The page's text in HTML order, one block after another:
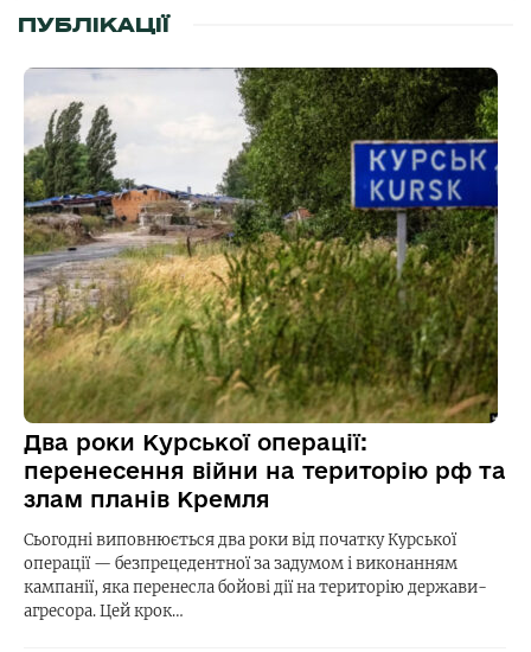
ПУБЛІКАЦІЇ
Два роки Курської операції:
перенесення війни на територію рф та
злам планів Кремля
Сьогодні виповнюється два роки від початку Курської
операції — безпрецедентної за задумом і виконанням
кампанії, яка перенесла бойові дії на територію держави-
агресора. Цей крок…